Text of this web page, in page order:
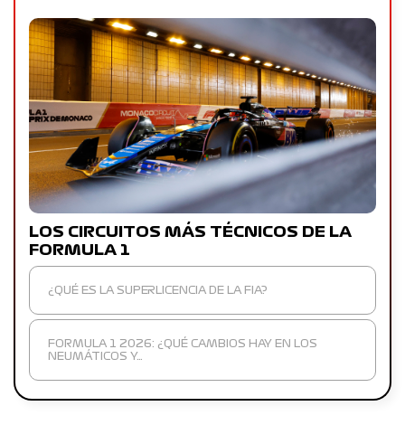
LOS CIRCUITOS MÁS TÉCNICOS DE LA
FORMULA 1
¿QUÉ ES LA SUPERLICENCIA DE LA FIA?
FORMULA 1 2026: ¿QUÉ CAMBIOS HAY EN LOS
NEUMÁTICOS Y…